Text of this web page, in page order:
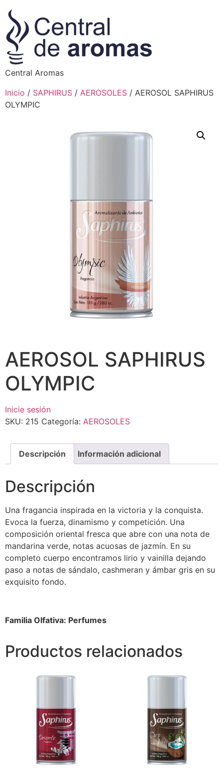
Central Aromas
Inicio / SAPHIRUS / AEROSOLES / AEROSOL SAPHIRUS
OLYMPIC
AEROSOL SAPHIRUS
OLYMPIC
Inicie sesión
SKU: 215 Categoría: AEROSOLES
Descripción Información adicional
Descripción
Una fragancia inspirada en la victoria y la conquista.
Evoca la fuerza, dinamismo y competición. Una
composición oriental fresca que abre con una nota de
mandarina verde, notas acuosas de jazmín. En su
completo cuerpo encontramos lirio y vainilla dejando
paso a notas de sándalo, cashmeran y ámbar gris en su
exquisito fondo.
Familia Olfativa: Perfumes
Productos relacionados